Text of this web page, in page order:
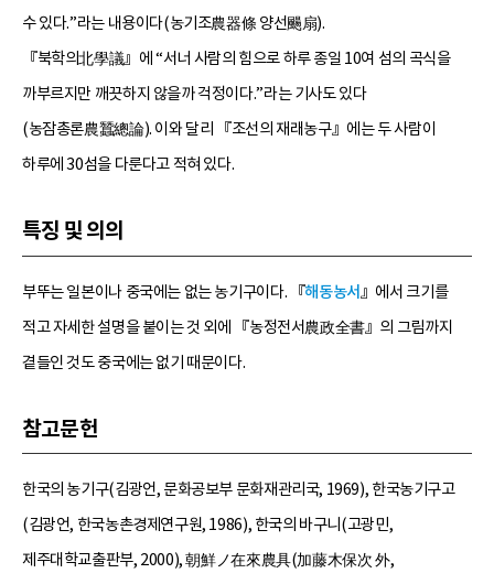
수 있다.”라는 내용이다(농기조農器條 양선颺扇).
『북학의北學議』에 “서너 사람의 힘으로 하루 종일 10여 섬의 곡식을
까부르지만 깨끗하지 않을까 걱정이다.”라는 기사도 있다
(농잠총론農蠶總論). 이와 달리 『조선의 재래농구』에는 두 사람이
하루에 30섬을 다룬다고 적혀 있다.
특징 및 의의
부뚜는 일본이나 중국에는 없는 농기구이다. 『해동농서』에서 크기를
적고 자세한 설명을 붙이는 것 외에 『농정전서農政全書』의 그림까지
곁들인 것도 중국에는 없기 때문이다.
참고문헌
한국의 농기구(김광언, 문화공보부 문화재관리국, 1969), 한국농기구고
(김광언, 한국농촌경제연구원, 1986), 한국의 바구니(고광민,
제주대학교출판부, 2000), 朝鮮ノ在來農具(加藤木保次 外,